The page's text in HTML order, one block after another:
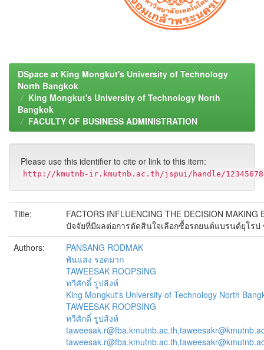
DSpace at King Mongkut's University of Technology
North Bangkok
King Mongkut's University of Technology North
Bangkok
FACULTY OF BUSINESS ADMINISTRATION
Please use this identifier to cite or link to this item:
http://kmutnb-ir.kmutnb.ac.th/jspui/handle/
Title:
FACTORS INFLUENCING THE DECISION
ปัจจัยที่มีผลต่อการตัดสินใจเลือกซื้อรถยนต์แบรนด์ยุโร
Authors:
PANSANG RODMAK
พันแสง รอดมาก
TAWEESAK ROOPSING
ทวีศักดิ์ รูปสิงห์
King Mongkut's University of Technology North
TAWEESAK ROOPSING
ทวีศักดิ์ รูปสิงห์